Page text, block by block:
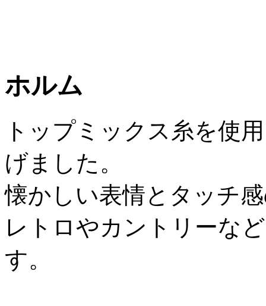
ホルム
トップミックス糸を使
げました。
懐かしい表情とタッチ
レトロやカントリーな
す。